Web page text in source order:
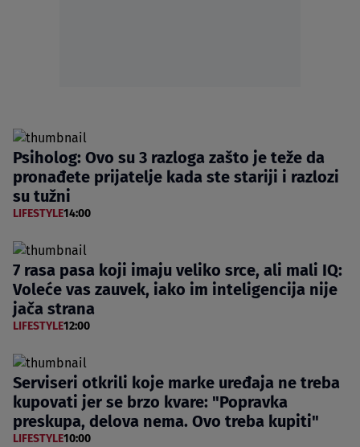
Psiholog: Ovo su 3 razloga zašto je teže da
pronađete prijatelje kada ste stariji i razlozi
su tužni
LIFESTYLE14:00
7 rasa pasa koji imaju veliko srce, ali mali IQ:
Voleće vas zauvek, iako im inteligencija nije
jača strana
LIFESTYLE12:00
Serviseri otkrili koje marke uređaja ne treba
kupovati jer se brzo kvare: "Popravka
preskupa, delova nema. Ovo treba kupiti"
LIFESTYLE10:00